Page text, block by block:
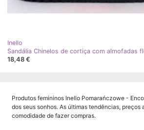
Inello
18,48 €
Produtos femininos Inello Pomarańczowe -
dos seus sonhos. As últimas tendências, preços
comodidade de fazer compras.